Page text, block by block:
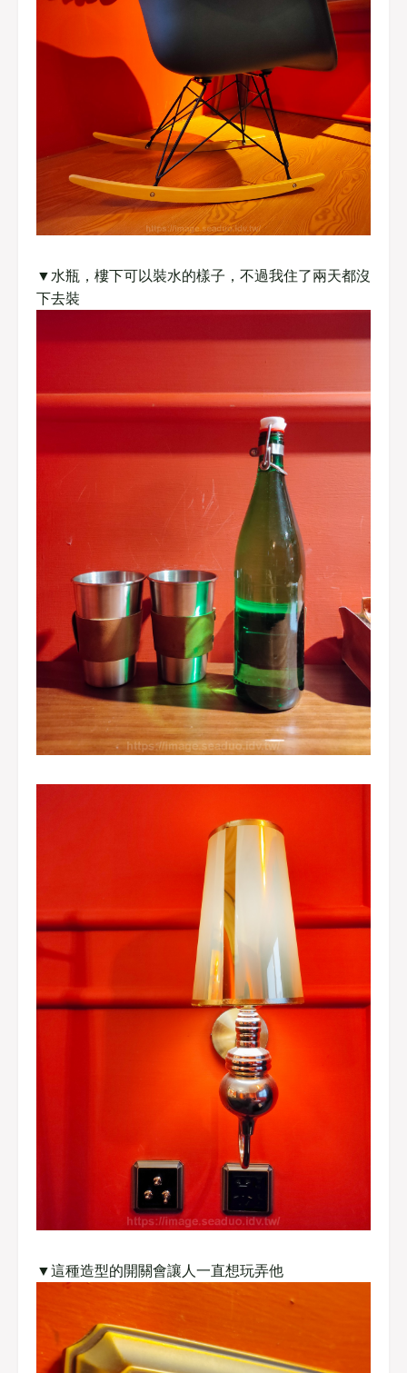
▼水瓶，樓下可以裝水的樣子，不過我住了兩天都沒
下去裝
▼這種造型的開關會讓人一直想玩弄他